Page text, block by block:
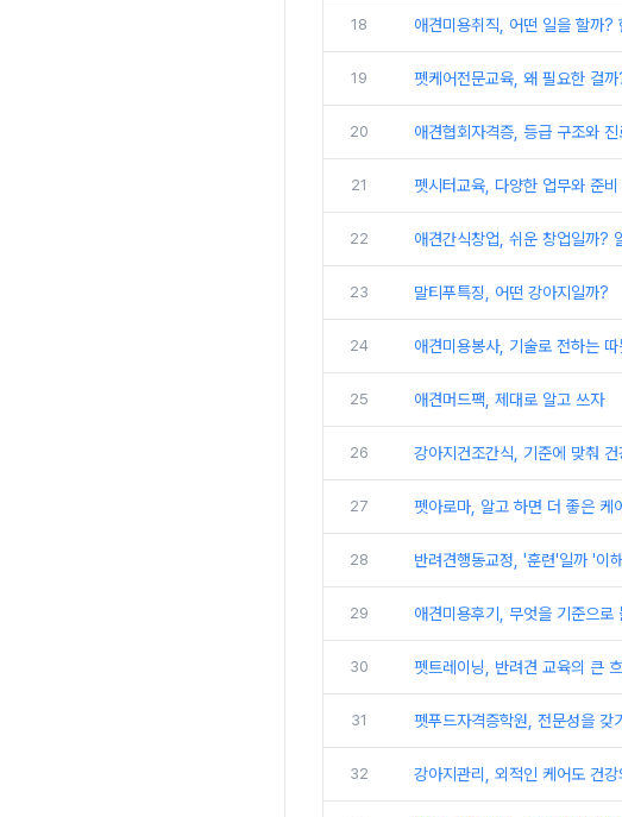
18 애견미용취직, 어떤 일을 할까?
19 펫케어전문교육, 왜 필요한 걸
20 애견협회자격증, 등급 구조와 진
21 펫시터교육, 다양한 업무와 준비
22 애견간식창업, 쉬운 창업일까?
23 말티푸특징, 어떤 강아지일까?
24 애견미용봉사, 기술로 전하는 따
25 애견머드팩, 제대로 알고 쓰자
26 강아지건조간식, 기준에 맞춰 건
27 펫아로마, 알고 하면 더 좋은 케
28 반려견행동교정, '훈련'일까 '이
29 애견미용후기, 무엇을 기준으로
30 펫트레이닝, 반려견 교육의 큰
31 펫푸드자격증학원, 전문성을 갖
32 강아지관리, 외적인 케어도 건